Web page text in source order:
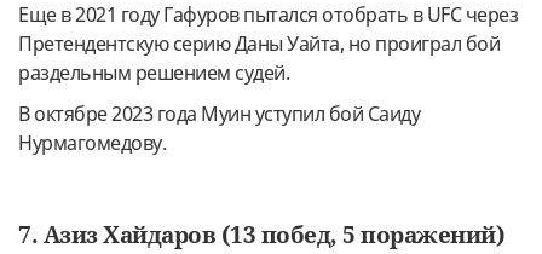
Еще в 2021 году Гафуров пытался отобрать в UFC через
Претендентскую серию Даны Уайта, но проиграл бой
раздельным решением судей.
В октябре 2023 года Муин уступил бой Саиду
Нурмагомедову.
7. Азиз Хайдаров (13 побед, 5 поражений)